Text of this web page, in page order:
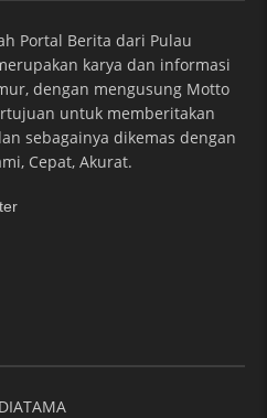
Portal Berita dari Pulau
karya dan informasi
dengan mengusung Motto
untuk memberitakan
sebagainya dikemas dengan
Cepat, Akurat.